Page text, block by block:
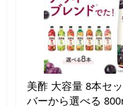
美酢 大容量 8本セ
バーから選べる